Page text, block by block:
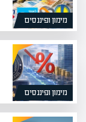
מימון ופיננסים
מימון ופיננסים